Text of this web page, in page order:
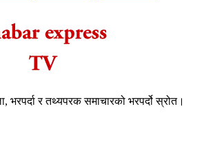
र तथ्यपरक समाचारको भरपर्दो स्रोत।